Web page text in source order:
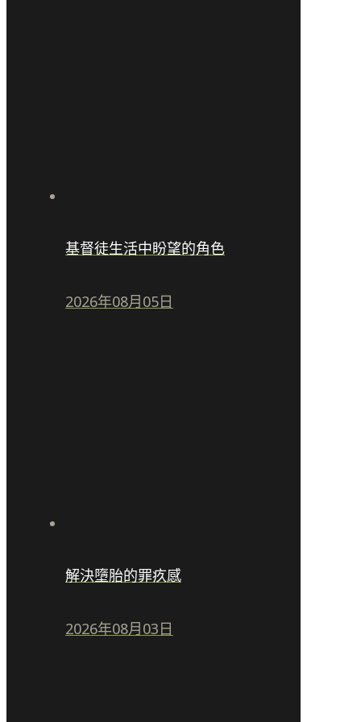
基督徒生活中盼望的角色
2026年08月05日
解決墮胎的罪疚感
2026年08月03日